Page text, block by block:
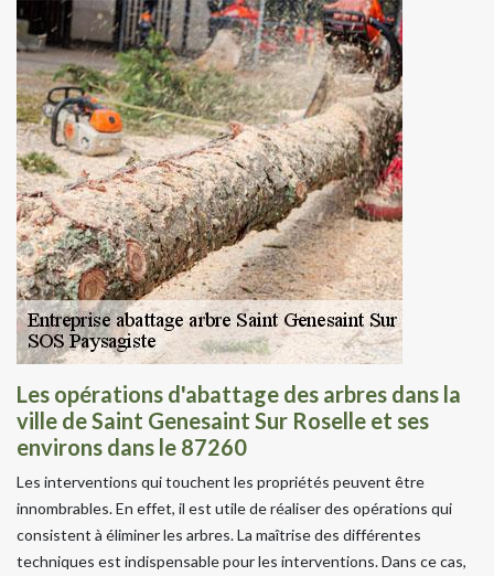
Les opérations d'abattage des arbres dans la
ville de Saint Genesaint Sur Roselle et ses
environs dans le 87260
Les interventions qui touchent les propriétés peuvent être
innombrables. En effet, il est utile de réaliser des opérations qui
consistent à éliminer les arbres. La maîtrise des différentes
techniques est indispensable pour les interventions. Dans ce cas,